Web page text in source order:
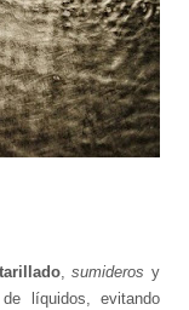
,sumideros y
líquidos, evitando